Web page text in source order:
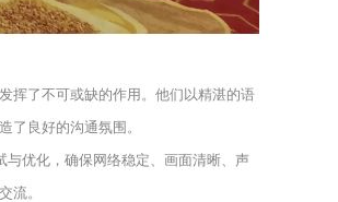
挥了不可或缺的作用。他们以精湛的语
了良好的沟通氛围。
与优化，确保网络稳定、画面清晰、声
流。